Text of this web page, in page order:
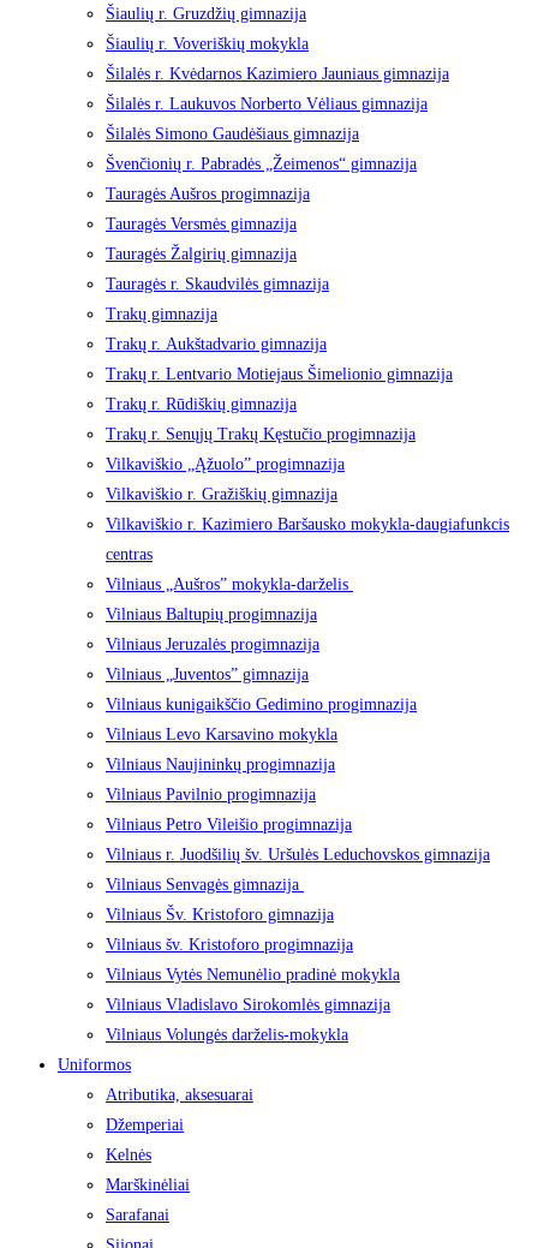
Šiaulių r. Gruzdžių gimnazija
Šiaulių r. Voveriškių mokykla
Šilalės r. Kvėdarnos Kazimiero Jauniaus gimnazija
Šilalės r. Laukuvos Norberto Vėliaus gimnazija
Šilalės Simono Gaudėšiaus gimnazija
Švenčionių r. Pabradės „Žeimenos“ gimnazija
Tauragės Aušros progimnazija
Tauragės Versmės gimnazija
Tauragės Žalgirių gimnazija
Tauragės r. Skaudvilės gimnazija
Trakų gimnazija
Trakų r. Aukštadvario gimnazija
Trakų r. Lentvario Motiejaus Šimelionio gimnazija
Trakų r. Rūdiškių gimnazija
Trakų r. Senųjų Trakų Kęstučio progimnazija
Vilkaviškio „Ąžuolo” progimnazija
Vilkaviškio r. Gražiškių gimnazija
Vilkaviškio r. Kazimiero Baršausko mokykla-daugiafunkcis
centras
Vilniaus „Aušros” mokykla-darželis
Vilniaus Baltupių progimnazija
Vilniaus Jeruzalės progimnazija
Vilniaus „Juventos” gimnazija
Vilniaus kunigaikščio Gedimino progimnazija
Vilniaus Levo Karsavino mokykla
Vilniaus Naujininkų progimnazija
Vilniaus Pavilnio progimnazija
Vilniaus Petro Vileišio progimnazija
Vilniaus r. Juodšilių šv. Uršulės Leduchovskos gimnazija
Vilniaus Senvagės gimnazija
Vilniaus Šv. Kristoforo gimnazija
Vilniaus šv. Kristoforo progimnazija
Vilniaus Vytės Nemunėlio pradinė mokykla
Vilniaus Vladislavo Sirokomlės gimnazija
Vilniaus Volungės darželis-mokykla
Uniformos
Atributika, aksesuarai
Džemperiai
Kelnės
Marškinėliai
Sarafanai